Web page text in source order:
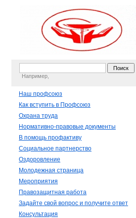
Например,
Наш профсоюз
Как вступить в Профсоюз
Охрана труда
Нормативно-правовые документы
В помощь профактиву
Социальное партнерство
Оздоровление
Молодежная страница
Мероприятия
Правозащитная работа
Задайте свой вопрос и получите ответ
Консультация